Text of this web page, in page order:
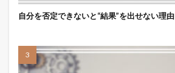
自分を否定できないと“結果”を出せない理由